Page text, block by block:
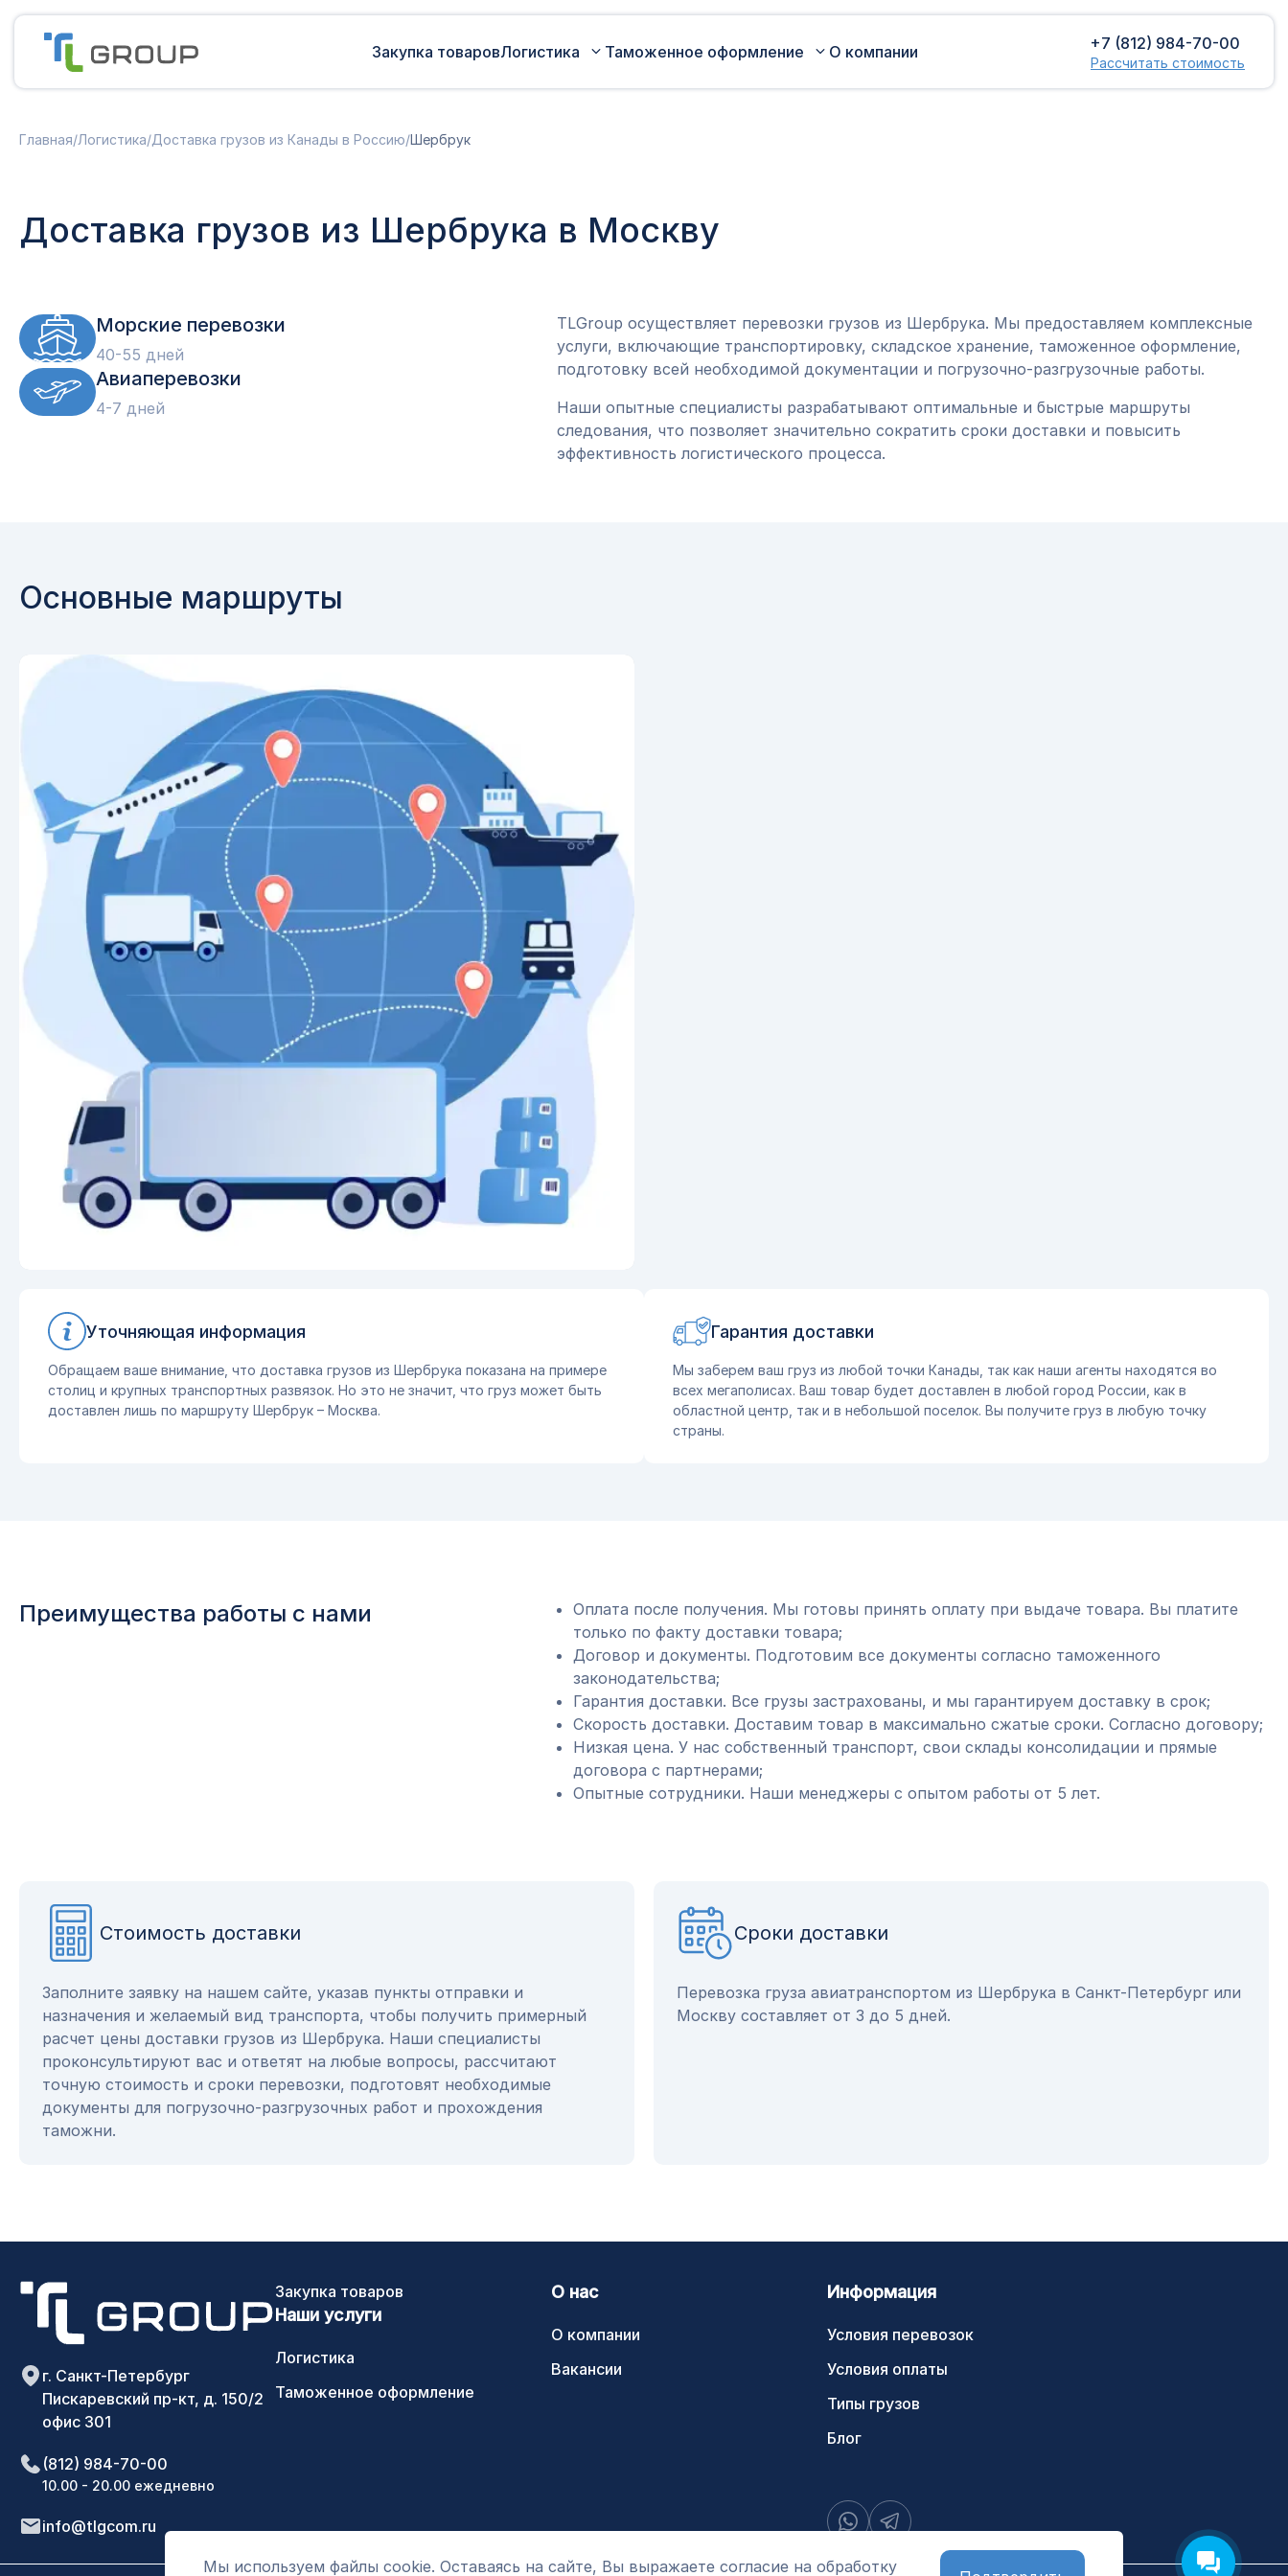
Закупка товаровЛогистика
Доставка грузов из Турции в
Россию
Железнодорожные перевозки грузов
Таможенное оформление
Международная доставка
товара
О компании +7 (812) 984-70-00
Рассчитать стоимость
Главная/Логистика/Доставка грузов из Канады в Россию/Шербрук
Доставка грузов из Шербрука в Москву
Морские перевозки
40-55 дней
Авиаперевозки
4-7 дней
TLGroup осуществляет перевозки грузов из Шербрука. Мы предоставляем комплексные
услуги, включающие транспортировку, складское хранение, таможенное оформление,
подготовку всей необходимой документации и погрузочно-разгрузочные работы.
Наши опытные специалисты разрабатывают оптимальные и быстрые маршруты
следования, что позволяет значительно сократить сроки доставки и повысить
эффективность логистического процесса.
Основные маршруты
Уточняющая информация
Обращаем ваше внимание, что доставка грузов из Шербрука показана на примере
столиц и крупных транспортных развязок. Но это не значит, что груз может быть
доставлен лишь по маршруту Шербрук – Москва.
Гарантия доставки
Мы заберем ваш груз из любой точки Канады, так как наши агенты находятся во
всех мегаполисах. Ваш товар будет доставлен в любой город России, как в
областной центр, так и в небольшой поселок. Вы получите груз в любую точку
страны.
Преимущества работы с нами
Оплата после получения. Мы готовы принять оплату при выдаче товара. Вы платите
только по факту доставки товара;
Договор и документы. Подготовим все документы согласно таможенного
законодательства;
Гарантия доставки. Все грузы застрахованы, и мы гарантируем доставку в срок;
Скорость доставки. Доставим товар в максимально сжатые сроки. Согласно договору;
Низкая цена. У нас собственный транспорт, свои склады консолидации и прямые
договора с партнерами;
Опытные сотрудники. Наши менеджеры с опытом работы от 5 лет.
Стоимость доставки
Заполните заявку на нашем сайте, указав пункты отправки и
назначения и желаемый вид транспорта, чтобы получить примерный
расчет цены доставки грузов из Шербрука. Наши специалисты
проконсультируют вас и ответят на любые вопросы, рассчитают
точную стоимость и сроки перевозки, подготовят необходимые
документы для погрузочно-разгрузочных работ и прохождения
таможни.
Сроки доставки
Перевозка груза авиатранспортом из Шербрука в Санкт-Петербург или
Москву составляет от 3 до 5 дней.
Мы используем файлы cookie. Оставаясь на сайте, Вы выражаете согласие на обработку
г. Санкт-Петербург
Пискаревский пр-кт, д. 150/2
офис 301
(812) 984-70-00
10.00 - 20.00 ежедневно
info@tlgcom.ru
Закупка товаров
Наши услуги
Логистика
Таможенное оформление
О нас
О компании
Вакансии
Информация
Условия перевозок
Условия оплаты
Типы грузов
Блог